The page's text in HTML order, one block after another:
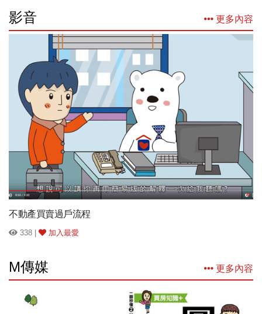
影音 更多內容
不動產買賣過戶流程
338 | 加入最愛
M傳媒 更多內容